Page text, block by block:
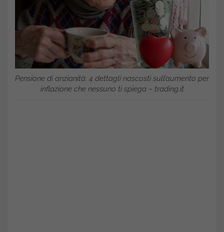
Pensione di anzianità: 4 dettagli nascosti sull’aumento per
inflazione che nessuno ti spiega – trading.it